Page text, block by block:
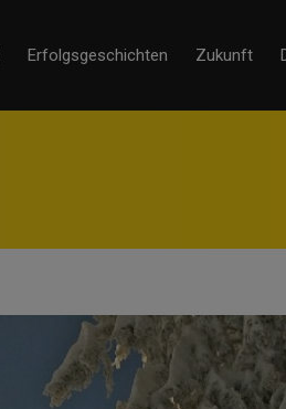
Erfolgsgeschichten Zukunft